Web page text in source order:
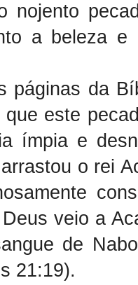
nojento
a beleza
páginas da
que este
ímpia e
o rei
veio a
de
21:19).